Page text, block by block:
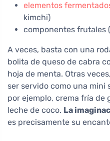
elementos
kimchi)
componentes frutales
A veces, basta con una
bolita de queso de cabra
hoja de menta. Otras
ser servido como una mini
por ejemplo, crema fría de
leche de coco. La
es precisamente su